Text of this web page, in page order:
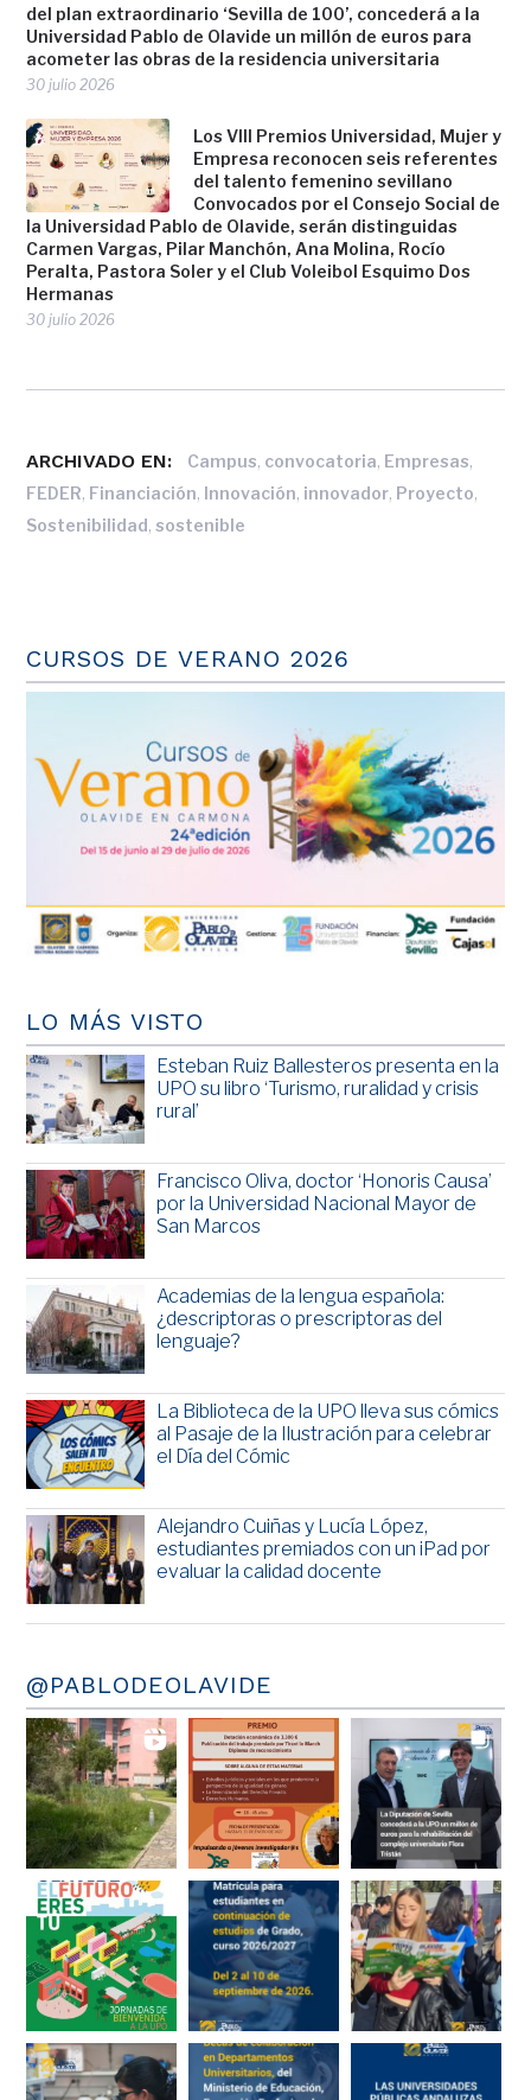
del plan extraordinario ‘Sevilla de 100’, concederá a la
Universidad Pablo de Olavide un millón de euros para
acometer las obras de la residencia universitaria
30 julio 2026
Los VIII Premios Universidad, Mujer y
Empresa reconocen seis referentes
del talento femenino sevillano
Convocados por el Consejo Social de
la Universidad Pablo de Olavide, serán distinguidas
Carmen Vargas, Pilar Manchón, Ana Molina, Rocío
Peralta, Pastora Soler y el Club Voleibol Esquimo Dos
Hermanas
30 julio 2026
ARCHIVADO EN: Campus, convocatoria, Empresas,
FEDER, Financiación, Innovación, innovador, Proyecto,
Sostenibilidad,sostenible
CURSOS DE VERANO 2026
LO MÁS VISTO
Esteban Ruiz Ballesteros presenta en la
UPO su libro ‘Turismo, ruralidad y crisis
rural’
Francisco Oliva, doctor ‘Honoris Causa’
por la Universidad Nacional Mayor de
San Marcos
Academias de la lengua española:
¿descriptoras o prescriptoras del
lenguaje?
La Biblioteca de la UPO lleva sus cómics
al Pasaje de la Ilustración para celebrar
el Día del Cómic
Alejandro Cuiñas y Lucía López,
estudiantes premiados con un iPad por
evaluar la calidad docente
@PABLODEOLAVIDE